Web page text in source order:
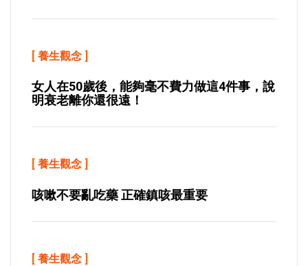
[ 養生觀念 ]
女人在50歲後，能夠毫不費力做這4件事，說
明衰老離你還很遠！
[ 養生觀念 ]
咳嗽不要亂吃藥 正確鎮咳最重要
[ 養生觀念 ]